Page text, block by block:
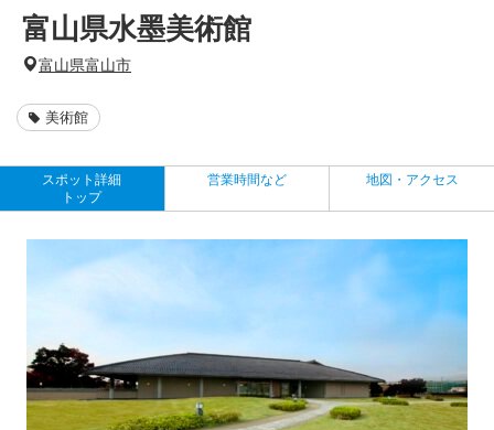
富山県水墨美術館
富山県富山市
美術館
スポット詳細
トップ
営業時間など 地図・アクセス